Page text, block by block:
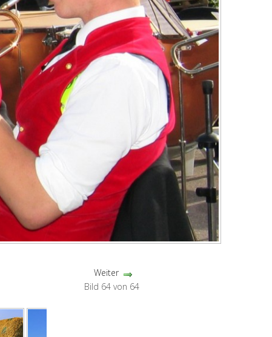
Weiter
Bild 64 von 64